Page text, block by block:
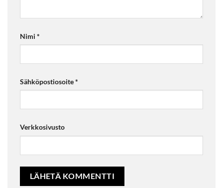
Nimi *
Sähköpostiosoite*
Verkkosivusto